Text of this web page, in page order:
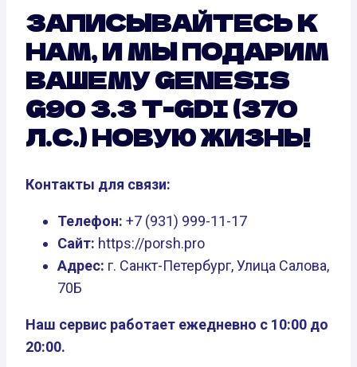
ЗАПИСЫВАЙТЕСЬ К
НАМ, И МЫ ПОДАРИМ
ВАШЕМУ GENESIS
G90 3.3 T-GDI (370
Л.С.) НОВУЮ ЖИЗНЬ!
Контакты для связи:
Телефон: +7 (931) 999-11-17
Сайт: https://porsh.pro
Адрес: г. Санкт-Петербург, Улица Салова,
70Б
Наш сервис работает ежедневно с 10:00 до
20:00.